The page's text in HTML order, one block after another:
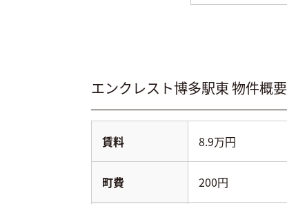
エンクレスト博多駅東物件概要
賃料 8.9万円
町費 200円